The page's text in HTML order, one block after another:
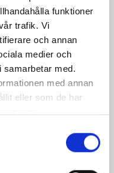
funktioner
trafik. Vi
och annan
medier och
samarbetar med.
med annan
eller som de har